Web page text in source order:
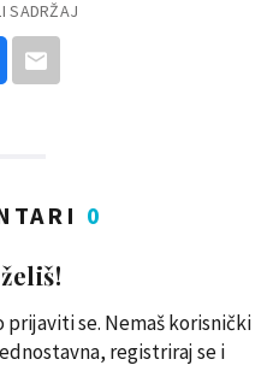
SADRŽAJ
0
se. Nemaš korisnički
registriraj se i